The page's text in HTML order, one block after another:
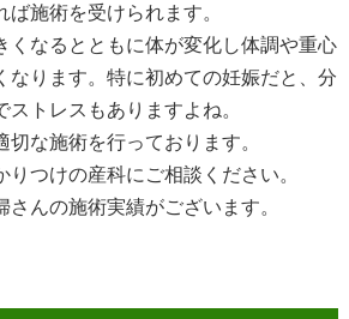
施術を受けられます。
くなるとともに体が変化し体調や重心
なります。特に初めての妊娠だと、分
トレスもありますよね。
な施術を行っております。
つけの産科にご相談ください。
んの施術実績がございます。